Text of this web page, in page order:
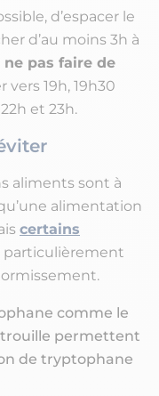
d’espacer le
d’au moins 3h à
ne pas faire de
19h, 19h30
et 23h.
aliments sont à
alimentation
certains
particulièrement
comme le
permettent
de tryptophane